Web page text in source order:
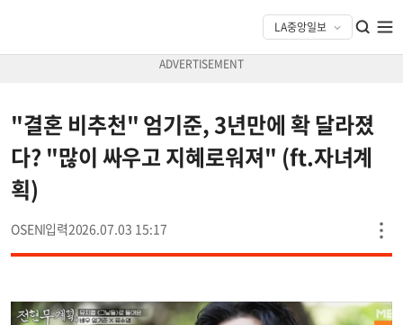
"결혼 비추천" 엄기준, 3년만에 확 달라졌
다? "많이 싸우고 지혜로워져" (ft.자녀계
획)
OSEN 2026.07.03 15:17